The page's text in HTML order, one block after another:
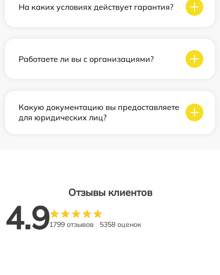
На каких условиях действует гарантия?
Работаете ли вы с организациями?
Какую документацию вы предоставляете
для юридических лиц?
Отзывы клиентов
4.91799 отзывов 5358 оценок